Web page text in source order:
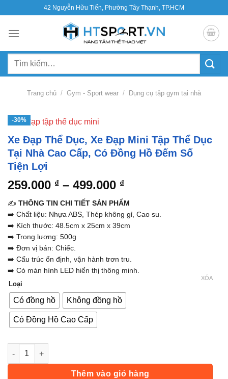
nội
42 Nguyễn Hữu Tiến, Phường Tây Thạnh, TP.HCM
Tìm
Trang chủ / Gym - Sport wear / Dụng cụ tập gym tại nhà
-30%
Xe Đạp Thể Dục, Xe Đạp Mini Tập Thể Dục
Tại Nhà Cao Cấp, Có Đồng Hồ Đếm Số
Tiện Lợi
259.000 ₫ – 499.000 ₫Khoảng
từ
259.000 ₫
✍️ THÔNG TIN CHI TIẾT SẢN PHẨM
➡️ Chất liệu: Nhựa ABS, Thép không gỉ, Cao su.
➡️ Kích thước: 48.5cm x 25cm x 39cm
➡️ Trọng lượng: 500g
➡️ Đơn vị bán: Chiếc.
➡️ Cấu trúc ổn định, vận hành trơn tru.
➡️ Có màn hình LED hiển thị thông minh.
Loại
Có đồng hồ Không đồng hồ
Có Đồng Hồ Cao Cấp
XÓA
Xe Đạp Thể Dục, Xe Đạp Mini Tập Thể Dục Tại Nhà Cao Cấp,
Thêm vào giỏ hàng